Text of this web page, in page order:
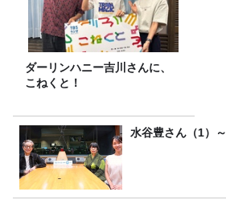
ダーリンハニー吉川さんに、
こねくと！
水谷豊さん（1）～